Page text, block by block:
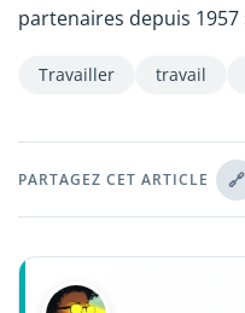
partenaires depuis 1957
Travailler travail
PARTAGEZ CET ARTICLE 🔗